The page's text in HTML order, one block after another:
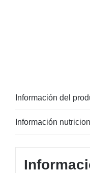
Información del
Información